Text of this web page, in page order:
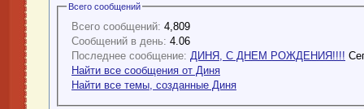
Всего сообщений
Всего сообщений: 4,809
Сообщений в день: 4.06
Последнее сообщение: ДИНЯ, С ДНЕМ РОЖДЕНИЯ!!!!
Найти все сообщения от Диня
Найти все темы, созданные Диня